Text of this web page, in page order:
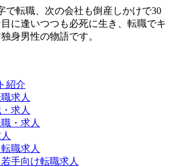
で転職、次の会社も倒産しかけで30
に逢いつつも必死に生き、転職でキ
身男性の物語です。
紹介
求人
求人
・求人
職求人
手向け転職求人